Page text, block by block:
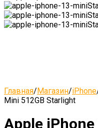
Главная/Магазин/iPhone
Mini 512GB Starlight
Apple